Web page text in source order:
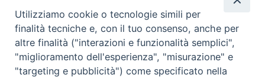
Comunicati Stampa
Il cordoglio dei Vescovi di Puglia per la morte di S.E.R. Mons. Agostino
Utilizziamo cookie o tecnologie simili per
finalità tecniche e, con il tuo consenso, anche per
altre finalità ("interazioni e funzionalità semplici",
"miglioramento dell'esperienza", "misurazione" e
"targeting e pubblicità") come specificato nella